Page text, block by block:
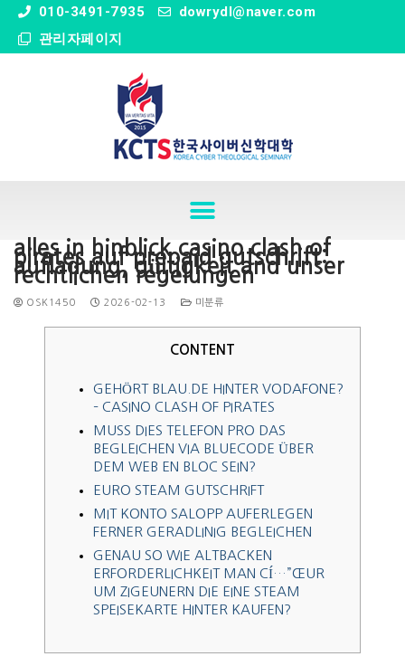
010-3491-7935
dowrydl@naver.com
관리자페이지
alles in hinblick casino clash of
pirates auf prepaid gutschrift:
aufladung, gültigkeit and unser
rechtlichen regelungen
OSK1450 2026-02-13 미분류
CONTENT
GEHÖRT BLAU.DE HINTER VODAFONE?
– CASINO CLASH OF PIRATES
MUSS DIES TELEFON PRO DAS
BEGLEICHEN VIA BLUECODE ÜBER
DEM WEB EN BLOC SEIN?
EURO STEAM GUTSCHRIFT
MIT KONTO SALOPP AUFERLEGEN
FERNER GERADLINIG BEGLEICHEN
GENAU SO WIE ALTBACKEN
ERFORDERLICHKEIT MAN CÍ…”ŒUR
UM ZIGEUNERN DIE EINE STEAM
SPEISEKARTE HINTER KAUFEN?